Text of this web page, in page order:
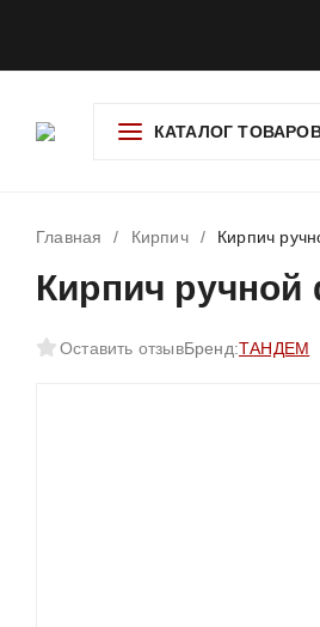
КАТАЛОГ
Главная / Кирпич / Кирпич
Кирпич
Оставить отзывБренд:ТАНДЕМ